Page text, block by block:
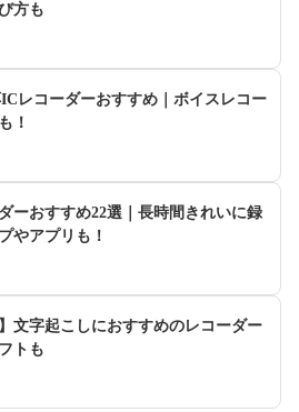
方も
レコーダーおすすめ｜ボイスレコー
！
ーおすすめ22選｜長時間きれいに録
やアプリも！
文字起こしにおすすめのレコーダー
トも